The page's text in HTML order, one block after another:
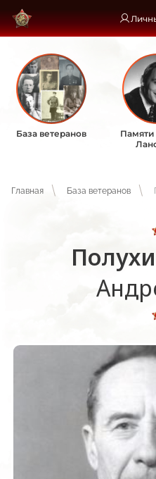
База ветеранов
Памяти
Главная База ветеранов